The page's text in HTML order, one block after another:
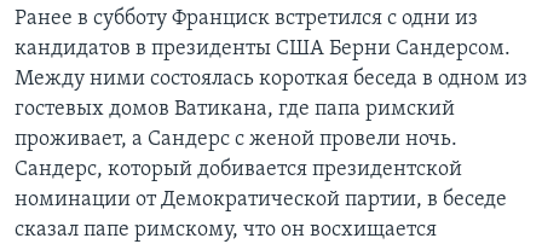
Ранее в субботу Франциск встретился с одни из
кандидатов в президенты США Берни Сандерсом.
Между ними состоялась короткая беседа в одном из
гостевых домов Ватикана, где папа римский
проживает, а Сандерс с женой провели ночь.
Сандерс, который добивается президентской
номинации от Демократической партии, в беседе
сказал папе римскому, что он восхищается